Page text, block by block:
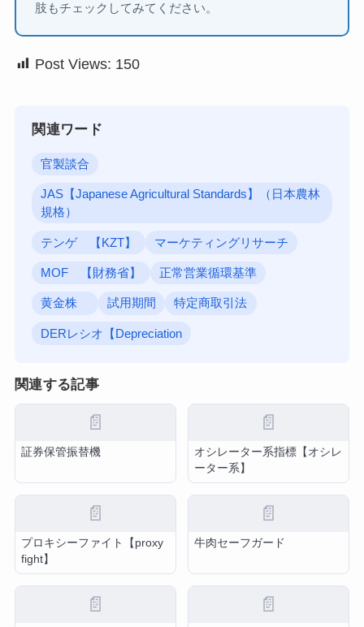
肢もチェックしてみてください。
Post Views: 150
関連ワード
官製談合
JAS【Japanese Agricultural Standards】（日本農林
規格）
テンゲ 【KZT】 マーケティングリサーチ
MOF 【財務省】 正常営業循環基準
黄金株 試用期間 特定商取引法
DERレシオ【Depreciation
関連する記事
📄
証券保管振替機
📄
オシレーター系指標【オシレ
ーター系】
📄
プロキシーファイト【proxy
fight】
📄
牛肉セーフガード
📄 📄